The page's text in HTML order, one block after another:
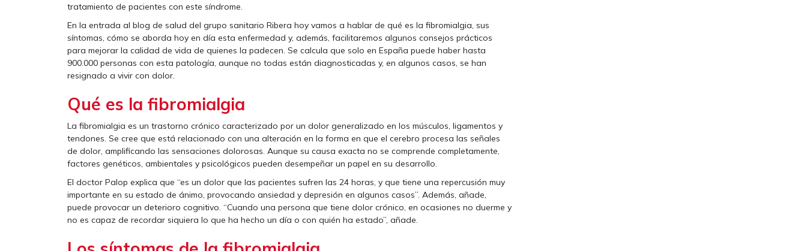
tratamiento de pacientes con este síndrome.
En la entrada al blog de salud del grupo sanitario Ribera hoy vamos a hablar de qué es la fibromialgia, sus
síntomas, cómo se aborda hoy en día esta enfermedad y, además, facilitaremos algunos consejos prácticos
para mejorar la calidad de vida de quienes la padecen. Se calcula que solo en España puede haber hasta
900.000 personas con esta patología, aunque no todas están diagnosticadas y, en algunos casos, se han
resignado a vivir con dolor.
Qué es la fibromialgia
La fibromialgia es un trastorno crónico caracterizado por un dolor generalizado en los músculos, ligamentos y
tendones. Se cree que está relacionado con una alteración en la forma en que el cerebro procesa las señales
de dolor, amplificando las sensaciones dolorosas. Aunque su causa exacta no se comprende completamente,
factores genéticos, ambientales y psicológicos pueden desempeñar un papel en su desarrollo.
El doctor Palop explica que “es un dolor que las pacientes sufren las 24 horas, y que tiene una repercusión muy
importante en su estado de ánimo, provocando ansiedad y depresión en algunos casos”. Además, añade,
puede provocar un deterioro cognitivo. “Cuando una persona que tiene dolor crónico, en ocasiones no duerme y
no es capaz de recordar siquiera lo que ha hecho un día o con quién ha estado”, añade.